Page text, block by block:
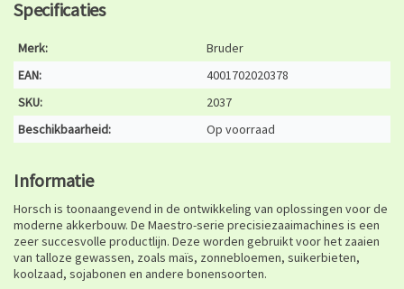
Specificaties
Merk:
Bruder
EAN:
4001702020378
SKU:
2037
Beschikbaarheid:
Op voorraad
Informatie
Horsch is toonaangevend in de ontwikkeling van oplossingen voor de
moderne akkerbouw. ​​De Maestro-serie precisiezaaimachines is een
zeer succesvolle productlijn. Deze worden gebruikt voor het zaaien
van talloze gewassen, zoals maïs, zonnebloemen, suikerbieten,
koolzaad, sojabonen en andere bonensoorten.